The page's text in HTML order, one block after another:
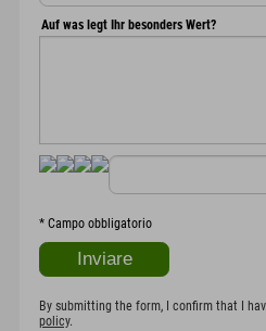
Auf was legt Ihr besonders Wert?
* Campo obbligatorio
By submitting the form, I confirm that I
policy.